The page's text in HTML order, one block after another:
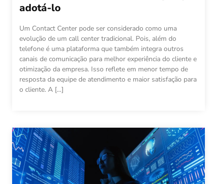
adotá-lo
Um Contact Center pode ser considerado como uma
evolução de um call center tradicional. Pois, além do
telefone é uma plataforma que também integra outros
canais de comunicação para melhor experiência do cliente e
otimização da empresa. Isso reflete em menor tempo de
resposta da equipe de atendimento e maior satisfação para
o cliente. A […]